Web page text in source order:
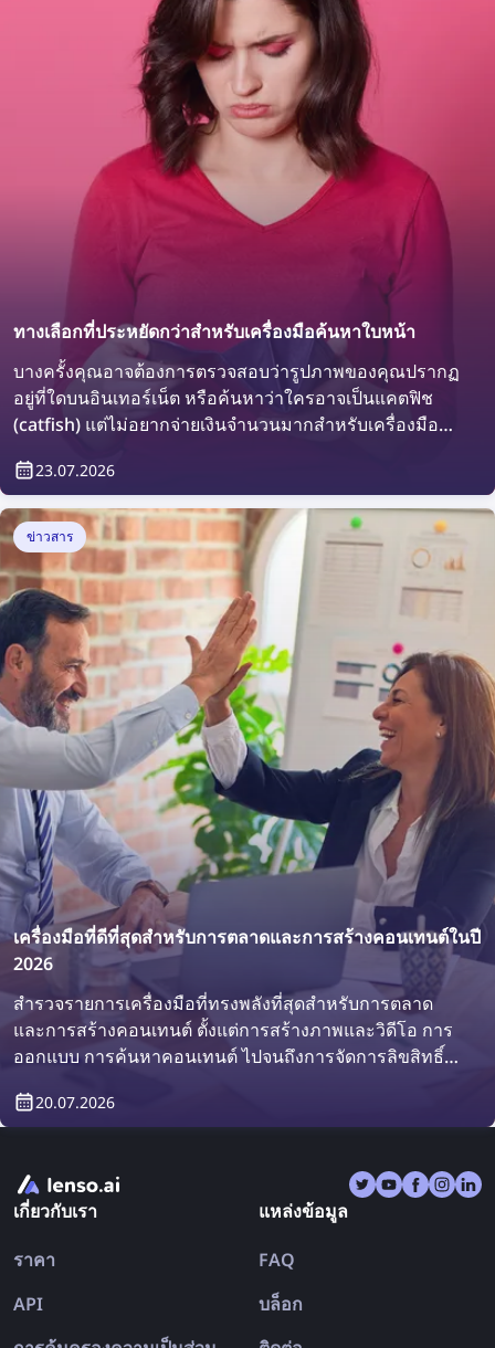
ทางเลือกที่ประหยัดกว่าสำหรับเครื่องมือค้นหาใบหน้า
บางครั้งคุณอาจต้องการตรวจสอบว่ารูปภาพของคุณปรากฏ
อยู่ที่ใดบนอินเทอร์เน็ต หรือค้นหาว่าใครอาจเป็นแคตฟิช
(catfish) แต่ไม่อยากจ่ายเงินจำนวนมากสำหรับเครื่องมือ
ประสิทธิภาพกัน
23.07.2026
ข่าวสาร
เครื่องมือที่ดีที่สุดสำหรับการตลาดและการสร้างคอนเทนต์ในปี
2026
สำรวจรายการเครื่องมือที่ทรงพลังที่สุดสำหรับการตลาด
และการสร้างคอนเทนต์ ตั้งแต่การสร้างภาพและวิดีโอ การ
ออกแบบ การค้นหาคอนเทนต์ ไปจนถึงการจัดการลิขสิทธิ์
มาก บทความนี้รวบรวมเครื่องมือด้านการตลาดและการ
20.07.2026
เกี่ยวกับเรา
ราคา
API
แหล่งข้อมูล
FAQ
บล็อก